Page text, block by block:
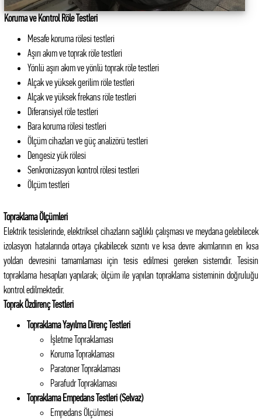
Koruma ve Kontrol Röle Testleri
Mesafe koruma rölesi testleri
Aşırı akım ve toprak röle testleri
Yönlü aşırı akım ve yönlü toprak röle testleri
Alçak ve yüksek gerilim röle testleri
Alçak ve yüksek frekans röle testleri
Diferansiyel röle testleri
Bara koruma rölesi testleri
Ölçüm cihazları ve güç analizörü testleri
Dengesiz yük rölesi
Senkronizasyon kontrol rölesi testleri
Ölçüm testleri
Topraklama Ölçümleri
Elektrik tesislerinde, elektriksel cihazların sağlıklı çalışması ve meydana gelebilecek
izolasyon hatalarında ortaya çıkabilecek sızıntı ve kısa devre akımlarının en kısa
yoldan devresini tamamlaması için tesis edilmesi gereken sistemdir. Tesisin
topraklama hesapları yapılarak; ölçüm ile yapılan topraklama sisteminin doğruluğu
kontrol edilmektedir.
Toprak Özdirenç Testleri
Topraklama Yayılma Direnç Testleri
İşletme Topraklaması
Koruma Topraklaması
Paratoner Topraklaması
Parafudr Topraklaması
Topraklama Empedans Testleri (Selvaz)
Empedans Ölçülmesi